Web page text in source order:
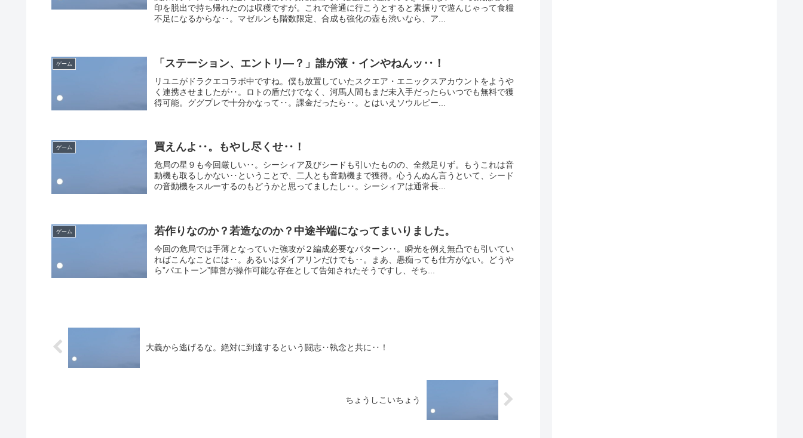
印を脱出で持ち帰れたのは収穫ですが。これで普通に行こうとすると素振りで遊んじゃって食糧
不足になるからな‥。マゼルンも階数限定、合成も強化の壺も渋いなら、ア...
ゲーム 「ステーション、エントリ―？」誰が液・インやねんッ‥！
リユニがドラクエコラボ中ですね。僕も放置していたスクエア・エニックスアカウントをようや
く連携させましたが‥。ロトの盾だけでなく、河馬人間もまだ未入手だったらいつでも無料で獲
得可能。ググプレで十分かなって‥。課金だったら‥。とはいえソウルピー...
ゲーム 買えんよ‥。もやし尽くせ‥！
危局の星９も今回厳しい‥。シーシィア及びシードも引いたものの、全然足りず。もうこれは音
動機も取るしかない‥ということで、二人とも音動機まで獲得。心うんぬん言うといて、シード
の音動機をスルーするのもどうかと思ってましたし‥。シーシィアは通常長...
ゲーム 若作りなのか？若造なのか？中途半端になってまいりました。
今回の危局では手薄となっていた強攻が２編成必要なパターン‥。瞬光を例え無凸でも引いてい
ればこんなことには‥。あるいはダイアリンだけでも‥。まあ、愚痴っても仕方がない。どうや
ら”パエトーン”陣営が操作可能な存在として告知されたそうですし、そち...
大義から逃げるな。絶対に到達するという闘志‥執念と共に‥！
ちょうしこいちょう